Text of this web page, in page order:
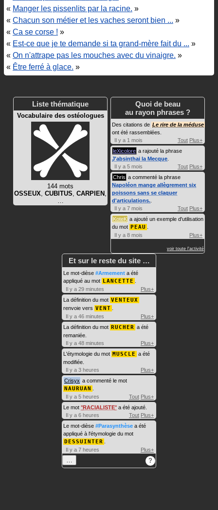
« Manger les pissenlits par la racine. »
« Chacun son métier et les vaches seront bien ... »
« Ca se corse ! »
« Est-ce que je te demande si ta grand-mère fait du ... »
« On n'attrape pas les mouches avec du vinaigre. »
« Être ferré à glace. »
Liste thématique
Vocabulaire des ostéologues
144 mots
OSSEUX, CUBITUS, CARPIEN ,
…
Quoi de beau
au rayon phrases ?
Des citations de Le rire de la méduse
ont été rassemblées.
Il y a 1 mois
Tout Plus+
leXicolore a rajouté la phrase
J'absinthai la Mecque
Il y a 5 mois
Tout Plus+
Chris a commenté la phrase
Napoléon mange allègrement six
poissons sans se claquer
d'articulations.
Il y a 7 mois
Tout Plus+
KoteK a ajouté un exemple d'utilisation
du mot PEAU
Il y a 8 mois
Plus+
voir toute l'activité
Et sur le reste du site …
Le mot-dièse #Armement a été
appliqué au mot LANCETTE
Il y a 29 minutes
Plus+
La définition du mot VENTEUX
renvoie vers VENT
Il y a 46 minutes
Plus+
La définition du mot RUCHER a été
remaniée.
Il y a 48 minutes
Plus+
L'étymologie du mot MUSCLE a été
modifiée.
Il y a 3 heures
Plus+
Crisyx a commenté le mot
NAURUAN
Il y a 5 heures
Tout Plus+
Le mot RACIALISTE a été ajouté.
Il y a 6 heures
Tout Plus+
Le mot-dièse #Parasynthèse a été
appliqué à l'étymologie du mot
DESSUINTER
Il y a 7 heures
Plus+
… ?